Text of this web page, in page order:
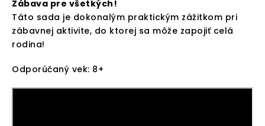
Zábava pre všetkých!
Táto sada je dokonalým praktickým zážitkom pri
zábavnej aktivite, do ktorej sa môže zapojiť celá
rodina!
Odporúčaný vek: 8+